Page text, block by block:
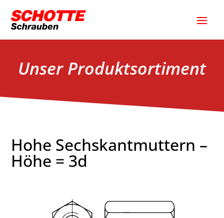
Unser Produktsortiment
Hohe Sechskantmuttern –
Höhe = 3d